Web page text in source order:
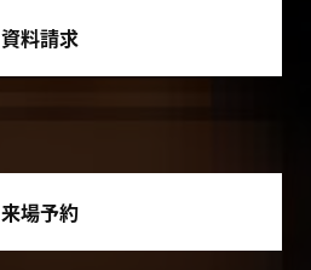
資料請求
来場予約